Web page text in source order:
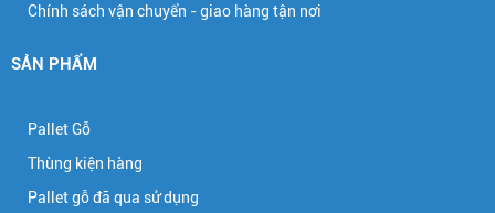
Chính sách vận chuyển - giao hàng tận nơi
SẢN PHẨM
Pallet Gỗ
Thùng kiện hàng
Pallet gỗ đã qua sử dụng